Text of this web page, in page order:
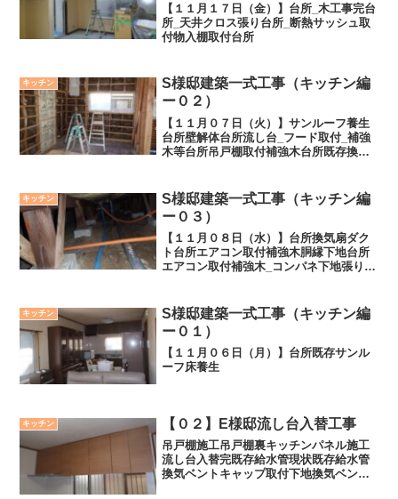
【１１月１７日（金）】台所_木工事完台
所_天井クロス張り台所_断熱サッシュ取
付物入棚取付台所
キッチン
S様邸建築一式工事（キッチン編
ー０２）
【１１月０７日（火）】サンルーフ養生
台所壁解体台所流し台_フード取付_補強
木等台所吊戸棚取付補強木台所既存換気
台所関k味仙ベントキャップ
キッチン
S様邸建築一式工事（キッチン編
ー０３）
【１１月０８日（水）】台所換気扇ダク
ト台所エアコン取付補強木胴縁下地台所
エアコン取付補強木_コンパネ下地張り台
共材にてメクラリビングエアコン穴_共材
廻コーキング処理...
キッチン
S様邸建築一式工事（キッチン編
ー０１）
【１１月０６日（月）】台所既存サンル
ーフ床養生
キッチン 【０２】E様邸流し台入替工事
吊戸棚施工吊戸棚裏キッチンパネル施工
流し台入替完既存給水管現状既存給水管
換気ベントキャップ取付下地換気ベント